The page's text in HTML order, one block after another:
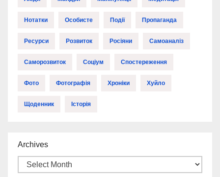
Нотатки Особисте Події Пропаганда
Ресурси Розвиток Росіяни Самоаналіз
Саморозвиток Соціум Спостереження
Фото Фотографія Хроніки Хуйло
Щоденник Історія
Archives